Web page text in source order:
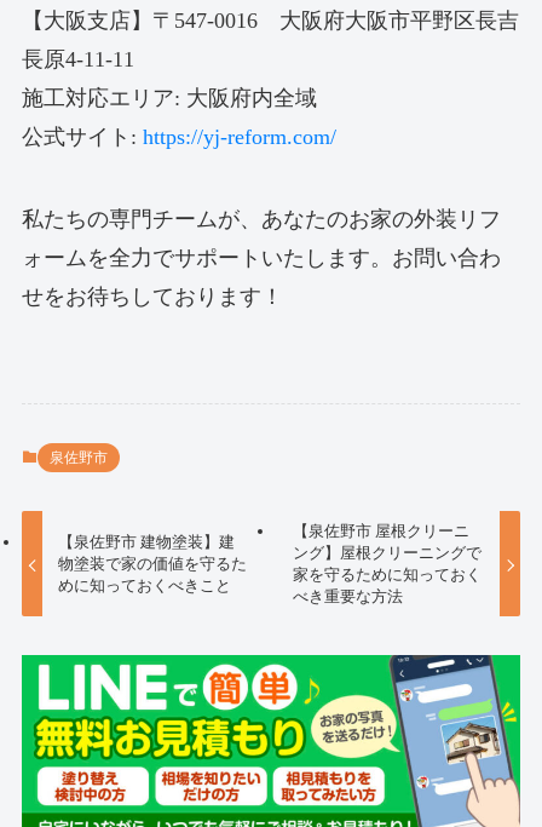
【大阪支店】〒547-0016 大阪府大阪市平野区長吉
長原4-11-11
施工対応エリア: 大阪府内全域
公式サイト: https://yj-reform.com/
私たちの専門チームが、あなたのお家の外装リフ
ォームを全力でサポートいたします。お問い合わ
せをお待ちしております！
泉佐野市
【泉佐野市 建物塗装】建
物塗装で家の価値を守るた
めに知っておくべきこと
【泉佐野市 屋根クリーニ
ング】屋根クリーニングで
家を守るために知っておく
べき重要な方法